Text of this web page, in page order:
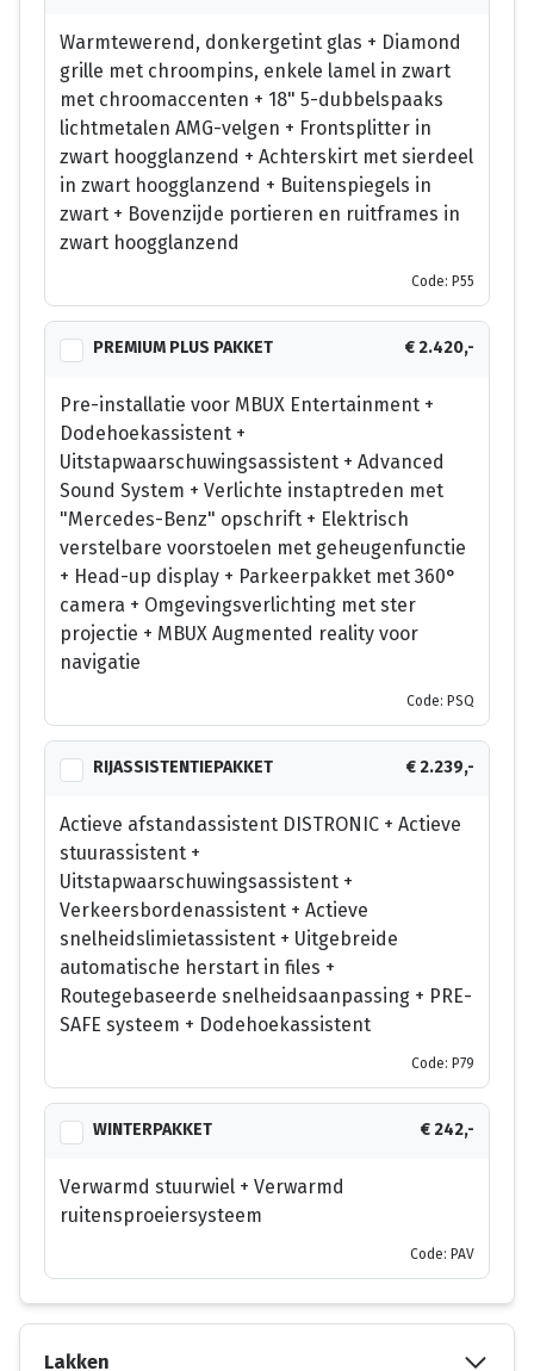
Warmtewerend, donkergetint glas + Diamond
grille met chroompins, enkele lamel in zwart
met chroomaccenten + 18" 5-dubbelspaaks
lichtmetalen AMG-velgen + Frontsplitter in
zwart hoogglanzend + Achterskirt met sierdeel
in zwart hoogglanzend + Buitenspiegels in
zwart + Bovenzijde portieren en ruitframes in
zwart hoogglanzend
Code: P55
PREMIUM PLUS PAKKET € 2.420,-
Pre-installatie voor MBUX Entertainment +
Dodehoekassistent +
Uitstapwaarschuwingsassistent + Advanced
Sound System + Verlichte instaptreden met
"Mercedes-Benz" opschrift + Elektrisch
verstelbare voorstoelen met geheugenfunctie
+ Head-up display + Parkeerpakket met 360°
camera + Omgevingsverlichting met ster
projectie + MBUX Augmented reality voor
navigatie
Code: PSQ
RIJASSISTENTIEPAKKET € 2.239,-
Actieve afstandassistent DISTRONIC + Actieve
stuurassistent +
Uitstapwaarschuwingsassistent +
Verkeersbordenassistent + Actieve
snelheidslimietassistent + Uitgebreide
automatische herstart in files +
Routegebaseerde snelheidsaanpassing + PRE-
SAFE systeem + Dodehoekassistent
Code: P79
WINTERPAKKET € 242,-
Verwarmd stuurwiel + Verwarmd
ruitensproeiersysteem
Code: PAV
Lakken